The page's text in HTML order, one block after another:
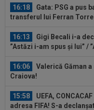
16:18
Gata: PSG a pus
transferul lui Ferran
16:13
Gigi Becali i-a
”Astăzi i-am spus și lui” /
16:06
Valerică Găman
Craiova!
15:58
UEFA,
adresa FIFA! S-a